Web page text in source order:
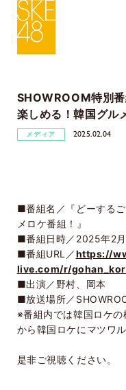
SHOWROOM特別
楽しめる！韓国グル
メディア 2025.02.04
■番組名／『どーする
メロケ番組！』
■番組日時／2025年2
■番組URL／https://
live.com/r/
■出演／野村、岡本
■放送場所／
※番組内では韓国ロケ
から韓国ロケにマツワ
是非ご視聴ください。